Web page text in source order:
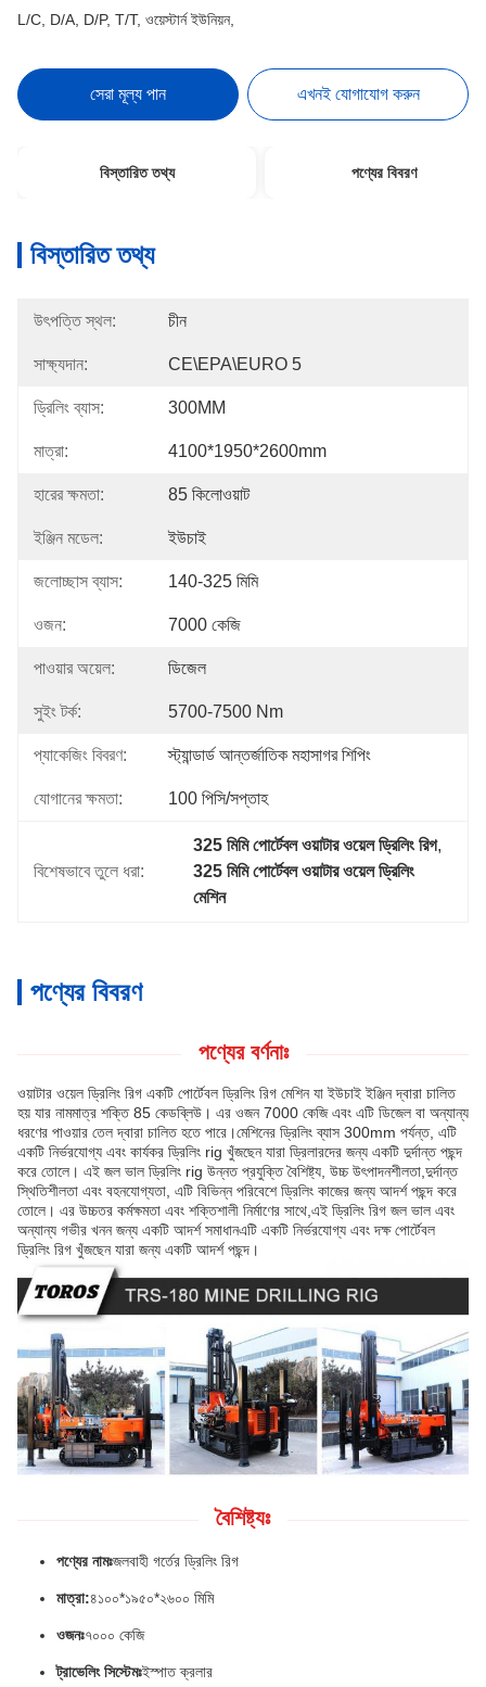
L/C, D/A, D/P, T/T, ওয়েস্টার্ন ইউনিয়ন,
সেরা মূল্য পান এখনই যোগাযোগ করুন
বিস্তারিত তথ্য পণ্যের বিবরণ
বিস্তারিত তথ্য
উৎপত্তি স্থল: চীন
সাক্ষ্যদান: CE\EPA\EURO 5
ড্রিলিং ব্যাস: 300MM
মাত্রা: 4100*1950*2600mm
হারের ক্ষমতা: 85 কিলোওয়াট
ইঞ্জিন মডেল: ইউচাই
জলোচ্ছাস ব্যাস: 140-325 মিমি
ওজন: 7000 কেজি
পাওয়ার অয়েল: ডিজেল
সুইং টর্ক: 5700-7500 Nm
প্যাকেজিং বিবরণ: স্ট্যান্ডার্ড আন্তর্জাতিক মহাসাগর শিপিং
যোগানের ক্ষমতা: 100 পিসি/সপ্তাহ
বিশেষভাবে তুলে ধরা:
325 মিমি পোর্টেবল ওয়াটার ওয়েল ড্রিলিং রিগ,
325 মিমি পোর্টেবল ওয়াটার ওয়েল ড্রিলিং
মেশিন
পণ্যের বিবরণ
পণ্যের বর্ণনাঃ
ওয়াটার ওয়েল ড্রিলিং রিগ একটি পোর্টেবল ড্রিলিং রিগ মেশিন যা ইউচাই ইঞ্জিন দ্বারা চালিত
হয় যার নামমাত্র শক্তি 85 কেডব্লিউ। এর ওজন 7000 কেজি এবং এটি ডিজেল বা অন্যান্য
ধরণের পাওয়ার তেল দ্বারা চালিত হতে পারে।মেশিনের ড্রিলিং ব্যাস 300mm পর্যন্ত, এটি
একটি নির্ভরযোগ্য এবং কার্যকর ড্রিলিং rig খুঁজছেন যারা ড্রিলারদের জন্য একটি দুর্দান্ত পছন্দ
করে তোলে। এই জল ভাল ড্রিলিং rig উন্নত প্রযুক্তি বৈশিষ্ট্য, উচ্চ উৎপাদনশীলতা,দুর্দান্ত
স্থিতিশীলতা এবং বহনযোগ্যতা, এটি বিভিন্ন পরিবেশে ড্রিলিং কাজের জন্য আদর্শ পছন্দ করে
তোলে। এর উচ্চতর কর্মক্ষমতা এবং শক্তিশালী নির্মাণের সাথে,এই ড্রিলিং রিগ জল ভাল এবং
অন্যান্য গভীর খনন জন্য একটি আদর্শ সমাধানএটি একটি নির্ভরযোগ্য এবং দক্ষ পোর্টেবল
ড্রিলিং রিগ খুঁজছেন যারা জন্য একটি আদর্শ পছন্দ।
বৈশিষ্ট্যঃ
পণ্যের নামঃজলবাহী গর্তের ড্রিলিং রিগ
মাত্রা:৪১০০*১৯৫০*২৬০০ মিমি
ওজনঃ৭০০০ কেজি
ট্রাভেলিং সিস্টেমঃইস্পাত ক্রলার